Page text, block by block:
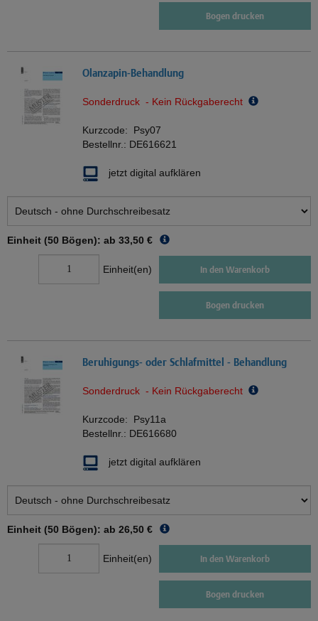
Bogen drucken
Olanzapin-Behandlung
Sonderdruck - Kein Rückgaberecht
Kurzcode: Psy07
Bestellnr.: DE616621
jetzt digital aufklären
Einheit (50 Bögen): ab 33,50 €
Einheit(en) In den Warenkorb
Bogen drucken
Beruhigungs- oder Schlafmittel - Behandlung
Sonderdruck - Kein Rückgaberecht
Kurzcode: Psy11a
Bestellnr.: DE616680
jetzt digital aufklären
Einheit (50 Bögen): ab 26,50 €
Einheit(en) In den Warenkorb
Bogen drucken